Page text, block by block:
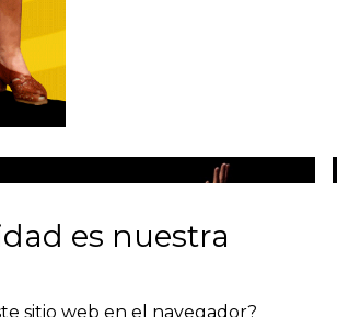
es nuestra
sitio web en el navegador?